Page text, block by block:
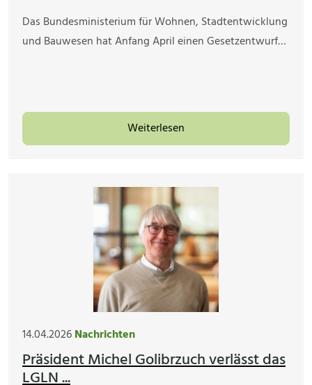
Das Bundesministerium für Wohnen, Stadtentwicklung
und Bauwesen hat Anfang April einen Gesetzentwurf…
Weiterlesen
14.04.2026Nachrichten
Präsident Michel Golibrzuch verlässt das
LGLN ...